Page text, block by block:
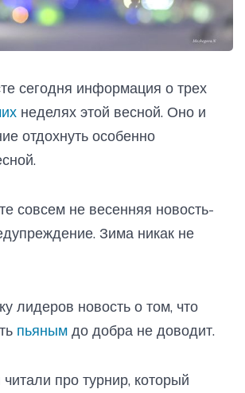
сегодня информация о трех
неделях этой весной. Оно и
отдохнуть особенно
совсем не весенняя новость-
Зима никак не
лидеров новость о том, что
пьяным до добра не доводит.
про турнир, который